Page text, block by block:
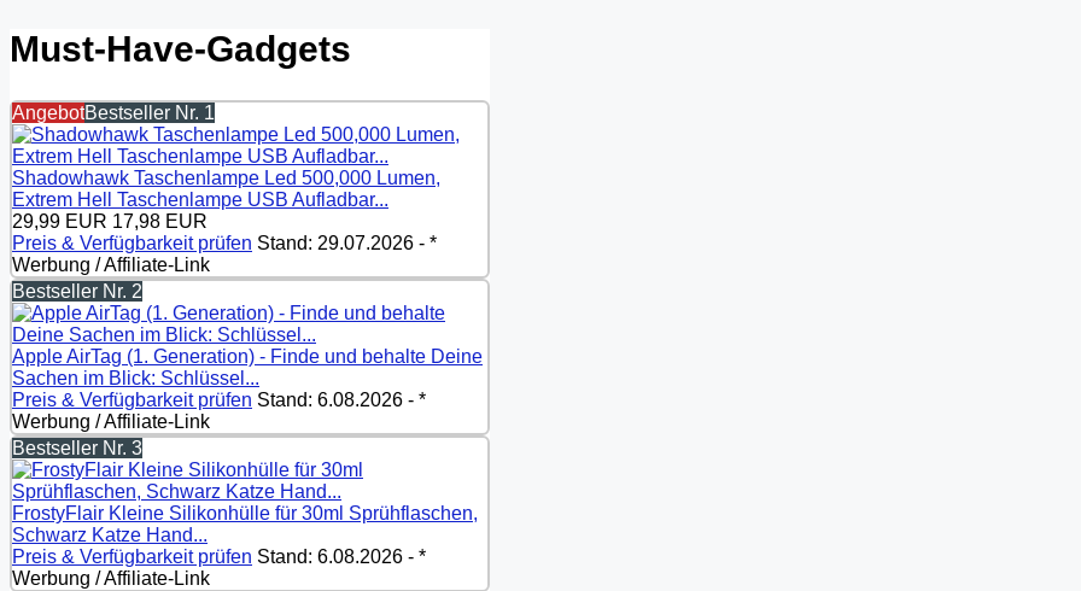
Must-Have-Gadgets
AngebotBestseller Nr. 1
Shadowhawk Taschenlampe Led 500,000 Lumen,
Extrem Hell Taschenlampe USB Aufladbar...
29,99 EUR 17,98 EUR
Preis & Verfügbarkeit prüfen Stand: 29.07.2026 - *
Werbung / Affiliate-Link
Bestseller Nr. 2
Apple AirTag (1. Generation) - Finde und behalte Deine
Sachen im Blick: Schlüssel...
Preis & Verfügbarkeit prüfen Stand: 6.08.2026 - *
Werbung / Affiliate-Link
Bestseller Nr. 3
FrostyFlair Kleine Silikonhülle für 30ml Sprühflaschen,
Schwarz Katze Hand...
Preis & Verfügbarkeit prüfen Stand: 6.08.2026 - *
Werbung / Affiliate-Link